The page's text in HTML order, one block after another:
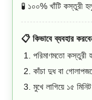
🧪 ১০০% খাঁটি
📋 কিভাবে ব্যবহার
পরিমাণমতো কস্তুরী
কাঁচা দুধ বা
মুখে লাগিয়ে ১৫